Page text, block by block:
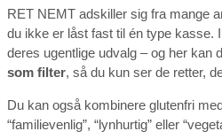
RET NEMT adskiller sig fra mange
du ikke er låst fast til én type
deres ugentlige udvalg – og her kan
som filter, så du kun ser de retter,
Du kan også kombinere glutenfri
“familievenlig”, “lynhurtig” eller